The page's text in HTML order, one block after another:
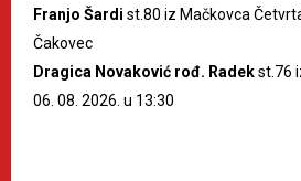
Franjo Šardi st.80 iz Mačkovca
Čakovec
Dragica Novaković rođ. Radekst.76
06. 08. 2026. u 13:30